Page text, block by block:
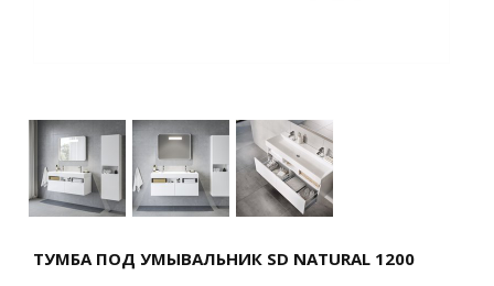
ТУМБА ПОД УМЫВАЛЬНИК SD NATURAL 1200